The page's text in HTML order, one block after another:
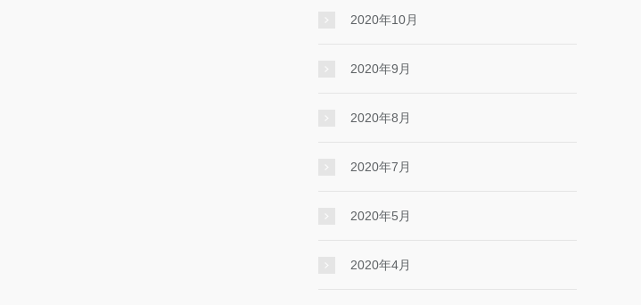
2020年10月
2020年9月
2020年8月
2020年7月
2020年5月
2020年4月